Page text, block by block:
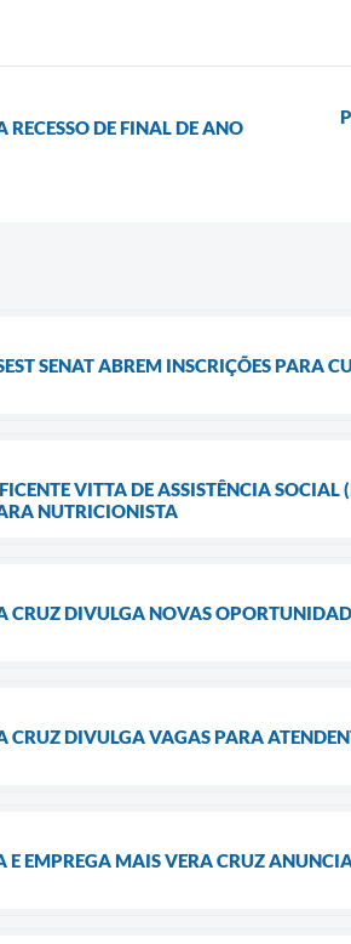
DE FINAL DE ANO
SENAT ABREM INSCRIÇÕES PARA
VITTA DE ASSISTÊNCIA
NUTRICIONISTA
CRUZ DIVULGA NOVAS
CRUZ DIVULGA VAGAS PARA
E EMPREGA MAIS VERA CRUZ